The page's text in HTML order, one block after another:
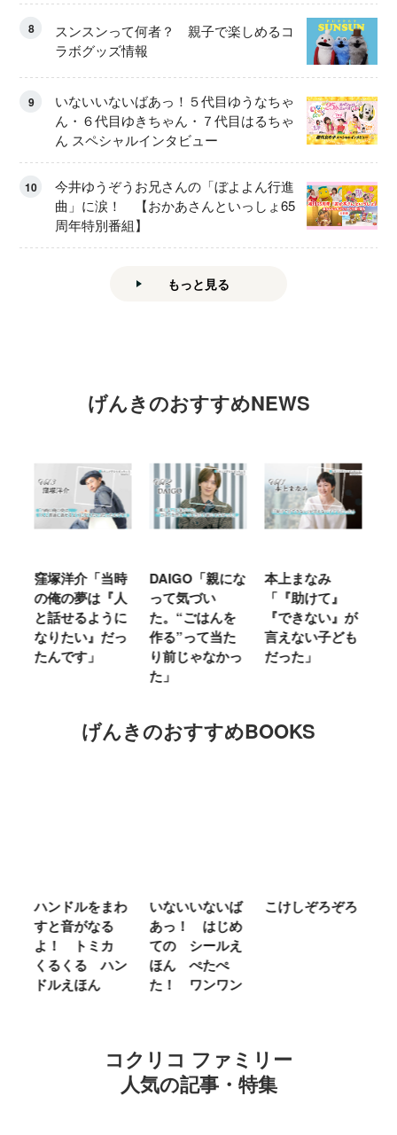
8
スンスンって何者？ 親子で楽しめるコ
ラボグッズ情報
9
いないいないばあっ！５代目ゆうなちゃ
ん・６代目ゆきちゃん・７代目はるちゃ
ん スペシャルインタビュー
10
今井ゆうぞうお兄さんの「ぼよよん行進
曲」に涙！ 【おかあさんといっしょ65
周年特別番組】
もっと見る
げんきのおすすめNEWS
窪塚洋介「当時
の俺の夢は『人
と話せるように
なりたい』だっ
たんです」
DAIGO「親にな
って気づい
た。“ごはんを
作る”って当た
り前じゃなかっ
た」
本上まなみ
「『助けて』
『できない』が
言えない子ども
だった」
げんきのおすすめBOOKS
ハンドルをまわ
すと音がなる
よ！ トミカ
くるくる ハン
ドルえほん
いないいないば
あっ！ はじめ
ての シールえ
ほん ぺたぺ
た！ ワンワン
こけしぞろぞろ
コクリコ ファミリー
人気の記事・特集